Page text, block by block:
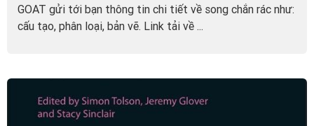
GOAT gửi tới bạn thông tin chi tiết về song chắn rác như:
cấu tạo, phân loại, bản vẽ. Link tải về ...